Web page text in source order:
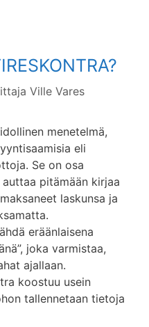
Ville Vares
menetelmä,
eli
Se on osa
pitämään kirjaa
laskunsa ja
eräänlaisena
joka varmistaa,
ajallaan.
koostuu usein
tallennetaan tietoja